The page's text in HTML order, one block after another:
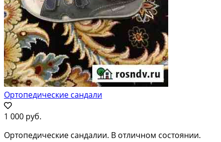
Ортопедические сандали
1 000 руб.
Ортопедические сандалии. В отличном состоянии.